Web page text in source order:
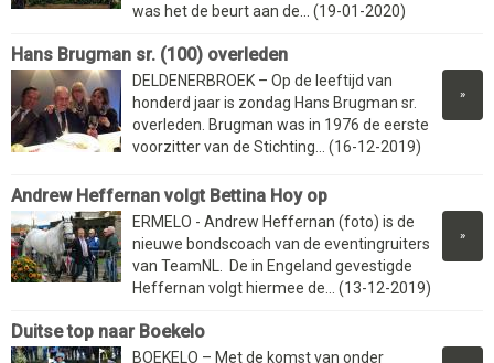
was het de beurt aan de... (19-01-2020)
Hans Brugman sr. (100) overleden
»
DELDENERBROEK – Op de leeftijd van
honderd jaar is zondag Hans Brugman sr.
overleden. Brugman was in 1976 de eerste
voorzitter van de Stichting... (16-12-2019)
Andrew Heffernan volgt Bettina Hoy op
»
ERMELO - Andrew Heffernan (foto) is de
nieuwe bondscoach van de eventingruiters
van TeamNL. De in Engeland gevestigde
Heffernan volgt hiermee de... (13-12-2019)
Duitse top naar Boekelo
BOEKELO – Met de komst van onder